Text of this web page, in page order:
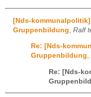
[Nds-
Gruppenbildung Ralf
Re: [Nds-
Gruppenbildung,
Re: [Nds-